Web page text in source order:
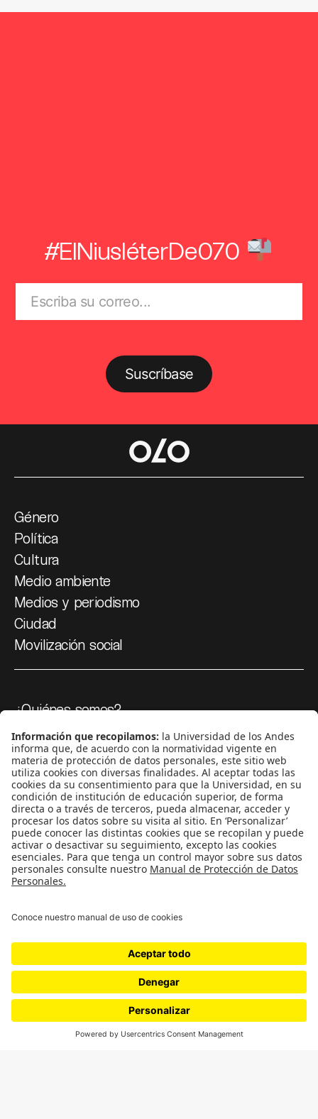
#ElNiusléterDe070
Suscríbase
Género
Política
Cultura
Medio ambiente
Medios y periodismo
Ciudad
Movilización social
¿Quiénes somos?
Podcasts
Ediciones especiales
Proyectos 070
SÍGUENOS
CONTÁCTANOS
cerosetenta@uniandes.edu.co